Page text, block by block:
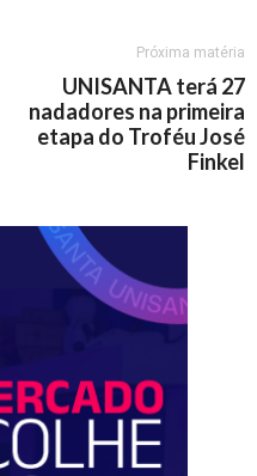
Próxima matéria
UNISANTA terá 27
nadadores na primeira
etapa do Troféu José
Finkel